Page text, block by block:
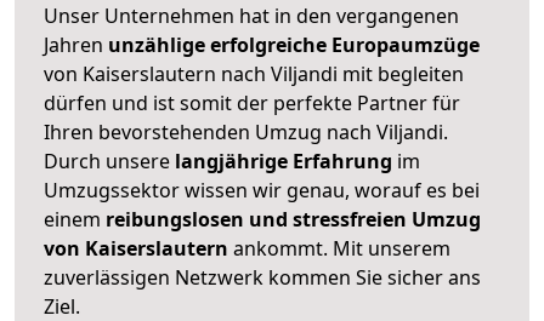
Unser Unternehmen hat in den vergangenen
Jahren unzählige erfolgreiche Europaumzüge
von Kaiserslautern nach Viljandi mit begleiten
dürfen und ist somit der perfekte Partner für
Ihren bevorstehenden Umzug nach Viljandi.
Durch unsere langjährige Erfahrung im
Umzugssektor wissen wir genau, worauf es bei
einem reibungslosen und stressfreien Umzug
von Kaiserslautern ankommt. Mit unserem
zuverlässigen Netzwerk kommen Sie sicher ans
Ziel.